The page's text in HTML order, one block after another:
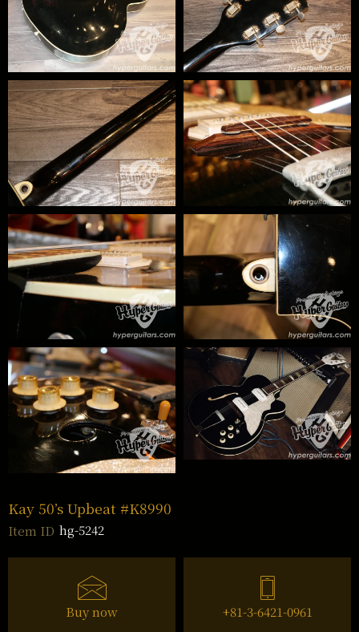
Kay 50’s Upbeat #K8990
Item ID hg-5242
Buy now +81-3-6421-0961